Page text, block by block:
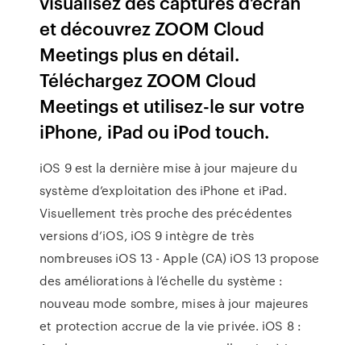
et découvrez ZOOM Cloud
Meetings plus en détail.
Téléchargez ZOOM Cloud
Meetings et utilisez-le sur votre
iPhone, iPad ou iPod touch.
iOS 9 est la dernière mise à jour majeure du
système d’exploitation des iPhone et iPad.
Visuellement très proche des précédentes
versions d’iOS, iOS 9 intègre de très
nombreuses iOS 13 - Apple (CA) iOS 13 propose
des améliorations à l’échelle du système :
nouveau mode sombre, mises à jour majeures
et protection accrue de la vie privée. iOS 8 :